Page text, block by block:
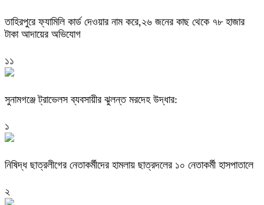
তাহিরপুরে ফ্যামিলি কার্ড দেওয়ার নাম করে,২৬ জনের কাছ থেকে ৭৮ হাজার
টাকা আদায়ের অভিযোগ
১১
সুনামগঞ্জে ট্রাভেলস ব্যবসায়ীর ঝুলন্ত মরদেহ উদ্ধার:
১
নিষিদ্ধ ছাত্রলীগের নেতাকর্মীদের হামলায় ছাত্রদলের ১০ নেতাকর্মী হাসপাতালে
২